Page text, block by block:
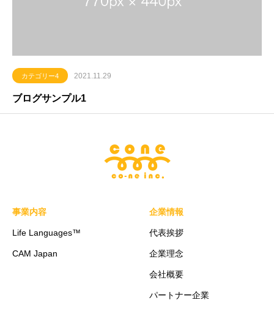
カテゴリー4 2021.11.29
ブログサンプル1
事業内容
Life Languages™
CAM Japan
企業情報
代表挨拶
企業理念
会社概要
パートナー企業